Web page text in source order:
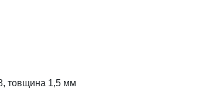
товщина 1,5 мм